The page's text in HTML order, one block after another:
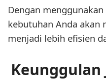
Dengan
kebutuhan Anda akan
menjadi lebih efisien
Keunggulan